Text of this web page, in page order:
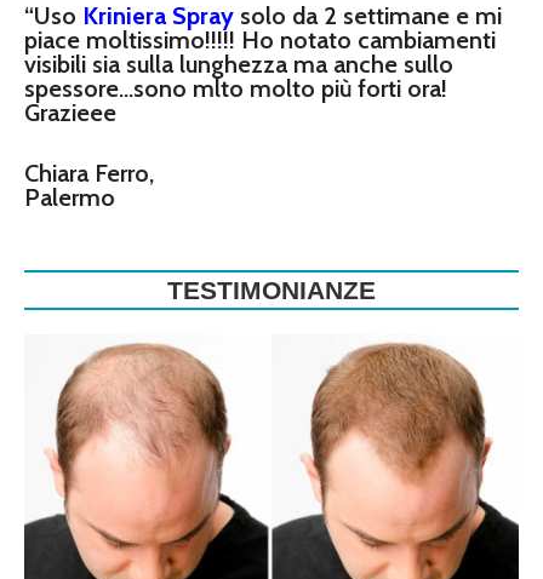
“Uso Kriniera Spray solo da 2 settimane e mi
piace moltissimo!!!!! Ho notato cambiamenti
visibili sia sulla lunghezza ma anche sullo
spessore…sono mlto molto più forti ora!
Grazieee
Chiara Ferro,
Palermo
TESTIMONIANZE